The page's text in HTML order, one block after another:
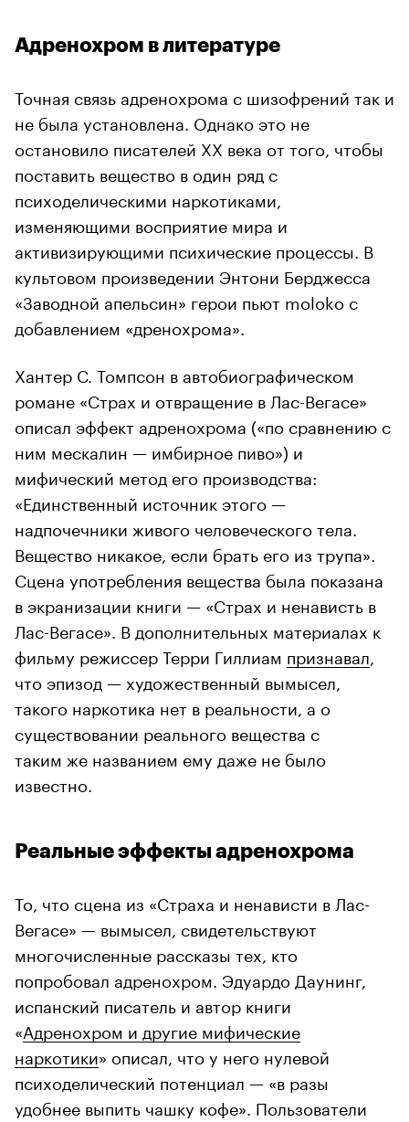
Адренохром в литературе
Точная связь адренохрома с шизофрений так и
не была установлена. Однако это не
остановило писателей ХХ века от того, чтобы
поставить вещество в один ряд с
психоделическими наркотиками,
изменяющими восприятие мира и
активизирующими психические процессы. В
культовом произведении Энтони Берджесса
«Заводной апельсин» герои пьют moloko с
добавлением «дренохрома».
Хантер С. Томпсон в автобиографическом
романе «Страх и отвращение в Лас-Вегасе»
описал эффект адренохрома («по сравнению с
ним мескалин — имбирное пиво») и
мифический метод его производства:
«Единственный источник этого —
надпочечники живого человеческого тела.
Вещество никакое, если брать его из трупа».
Сцена употребления вещества была показана
в экранизации книги — «Страх и ненависть в
Лас-Вегасе». В дополнительных материалах к
фильму режиссер Терри Гиллиам признавал
что эпизод — художественный вымысел,
такого наркотика нет в реальности, а о
существовании реального вещества с
таким же названием ему даже не было
известно.
Реальные эффекты адренохрома
То, что сцена из «Страха и ненависти в Лас-
Вегасе» — вымысел, свидетельствуют
многочисленные рассказы тех, кто
попробовал адренохром. Эдуардо Даунинг,
испанский писатель и автор книги
«Адренохром и другие мифические
наркотики» описал, что у него нулевой
психоделический потенциал — «в разы
удобнее выпить чашку кофе». Пользователи